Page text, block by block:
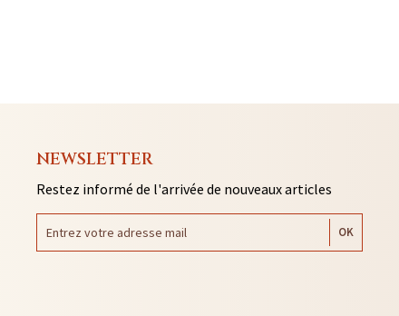
NEWSLETTER
Restez informé de l'arrivée de nouveaux articles